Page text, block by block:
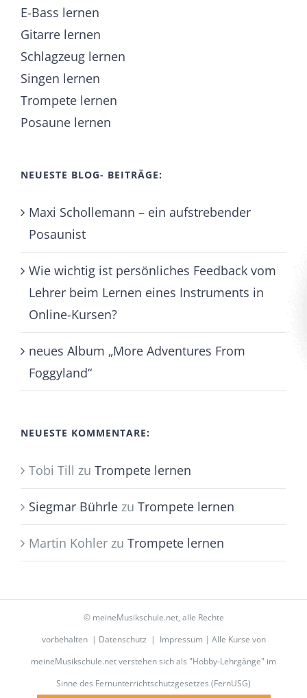
E-Bass lernen
Gitarre lernen
Schlagzeug lernen
Singen lernen
Trompete lernen
Posaune lernen
NEUESTE BLOG- BEITRÄGE:
Maxi Schollemann – ein aufstrebender
Posaunist
Wie wichtig ist persönliches Feedback vom
Lehrer beim Lernen eines Instruments in
Online-Kursen?
neues Album „More Adventures From
Foggyland“
NEUESTE KOMMENTARE:
Tobi Till zu Trompete lernen
Siegmar Bührle zu Trompete lernen
Martin Kohler zu Trompete lernen
© meineMusikschule.net, alle Rechte
vorbehalten | Datenschutz | Impressum | Alle Kurse von
meineMusikschule.net verstehen sich als "Hobby-Lehrgänge" im
Sinne des Fernunterrichtschutzgesetzes (FernUSG)